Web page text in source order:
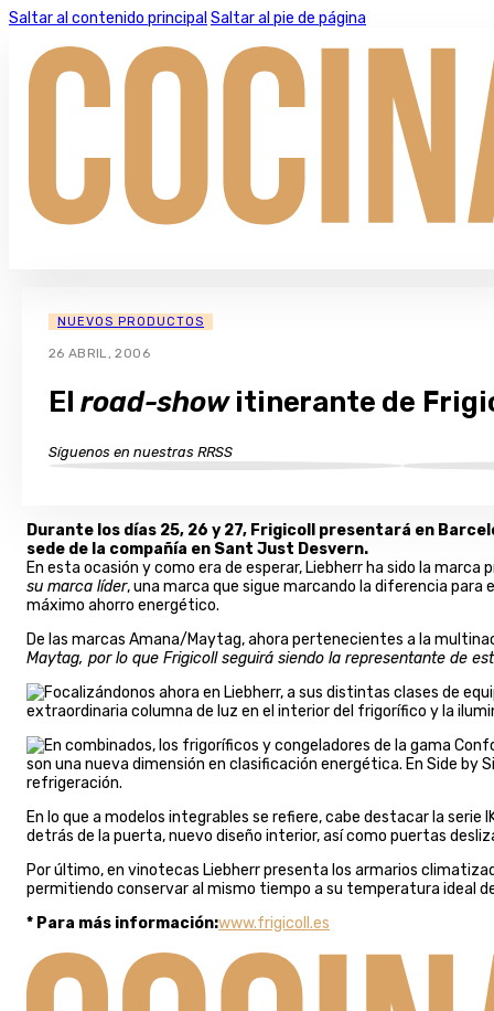
Saltar al contenido principal Saltar al pie de página
NUEVOS PRODUCTOS
26 ABRIL, 2006
Elroad-showitinerante de
Síguenos en nuestras RRSS
Durante los días 25, 26 y 27, Frigicoll presentará en
sede de la compañía en Sant Just Desvern.
En esta ocasión y como era de esperar, Liebherr ha sido la
su marca líder, una marca que sigue marcando la diferencia
máximo ahorro energético.
De las marcas Amana/Maytag, ahora pertenecientes a la
Maytag, por lo que Frigicoll seguirá siendo la representante de
Focalizándonos ahora en Liebherr, a sus distintas clases de
extraordinaria columna de luz en el interior del frigorífico y la
En combinados, los frigoríficos y congeladores de la gama
son una nueva dimensión en clasificación energética. En Side
refrigeración.
En lo que a modelos integrables se refiere, cabe destacar la
detrás de la puerta, nuevo diseño interior, así como puertas
Por último, en vinotecas Liebherr presenta los armarios
permitiendo conservar al mismo tiempo a su temperatura ideal
* Para más información:www.frigicoll.es